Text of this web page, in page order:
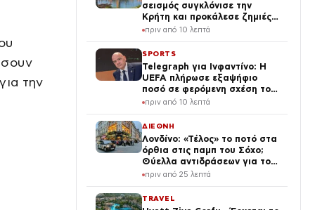
την
σεισμός συγκλόνισε την
Κρήτη και προκάλεσε ζημιές
στον Φάρο της Αλεξάνδρειας
πριν από 10 λεπτά
SPORTS
Telegraph για Ινφαντίνο: Η
UEFA πλήρωσε εξαψήφιο
ποσό σε φερόμενη σχέση του
προέδρου της FIFA
πριν από 10 λεπτά
ΔΙΕΘΝΗ
Λονδίνο: «Τέλος» το ποτό στα
όρθια στις παμπ του Σόχο;
Θύελλα αντιδράσεων για το
νέο σχέδιο
πριν από 25 λεπτά
TRAVEL